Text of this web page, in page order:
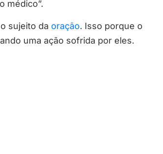
médico”.
sujeito da oração. Isso porque o
uma ação sofrida por eles.